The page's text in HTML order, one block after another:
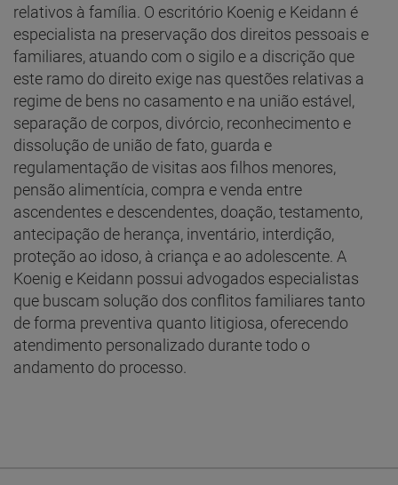
relativos à família. O escritório Koenig e Keidann é
especialista na preservação dos direitos pessoais e
familiares, atuando com o sigilo e a discrição que
este ramo do direito exige nas questões relativas a
regime de bens no casamento e na união estável,
separação de corpos, divórcio, reconhecimento e
dissolução de união de fato, guarda e
regulamentação de visitas aos filhos menores,
pensão alimentícia, compra e venda entre
ascendentes e descendentes, doação, testamento,
antecipação de herança, inventário, interdição,
proteção ao idoso, à criança e ao adolescente. A
Koenig e Keidann possui advogados especialistas
que buscam solução dos conflitos familiares tanto
de forma preventiva quanto litigiosa, oferecendo
atendimento personalizado durante todo o
andamento do processo.